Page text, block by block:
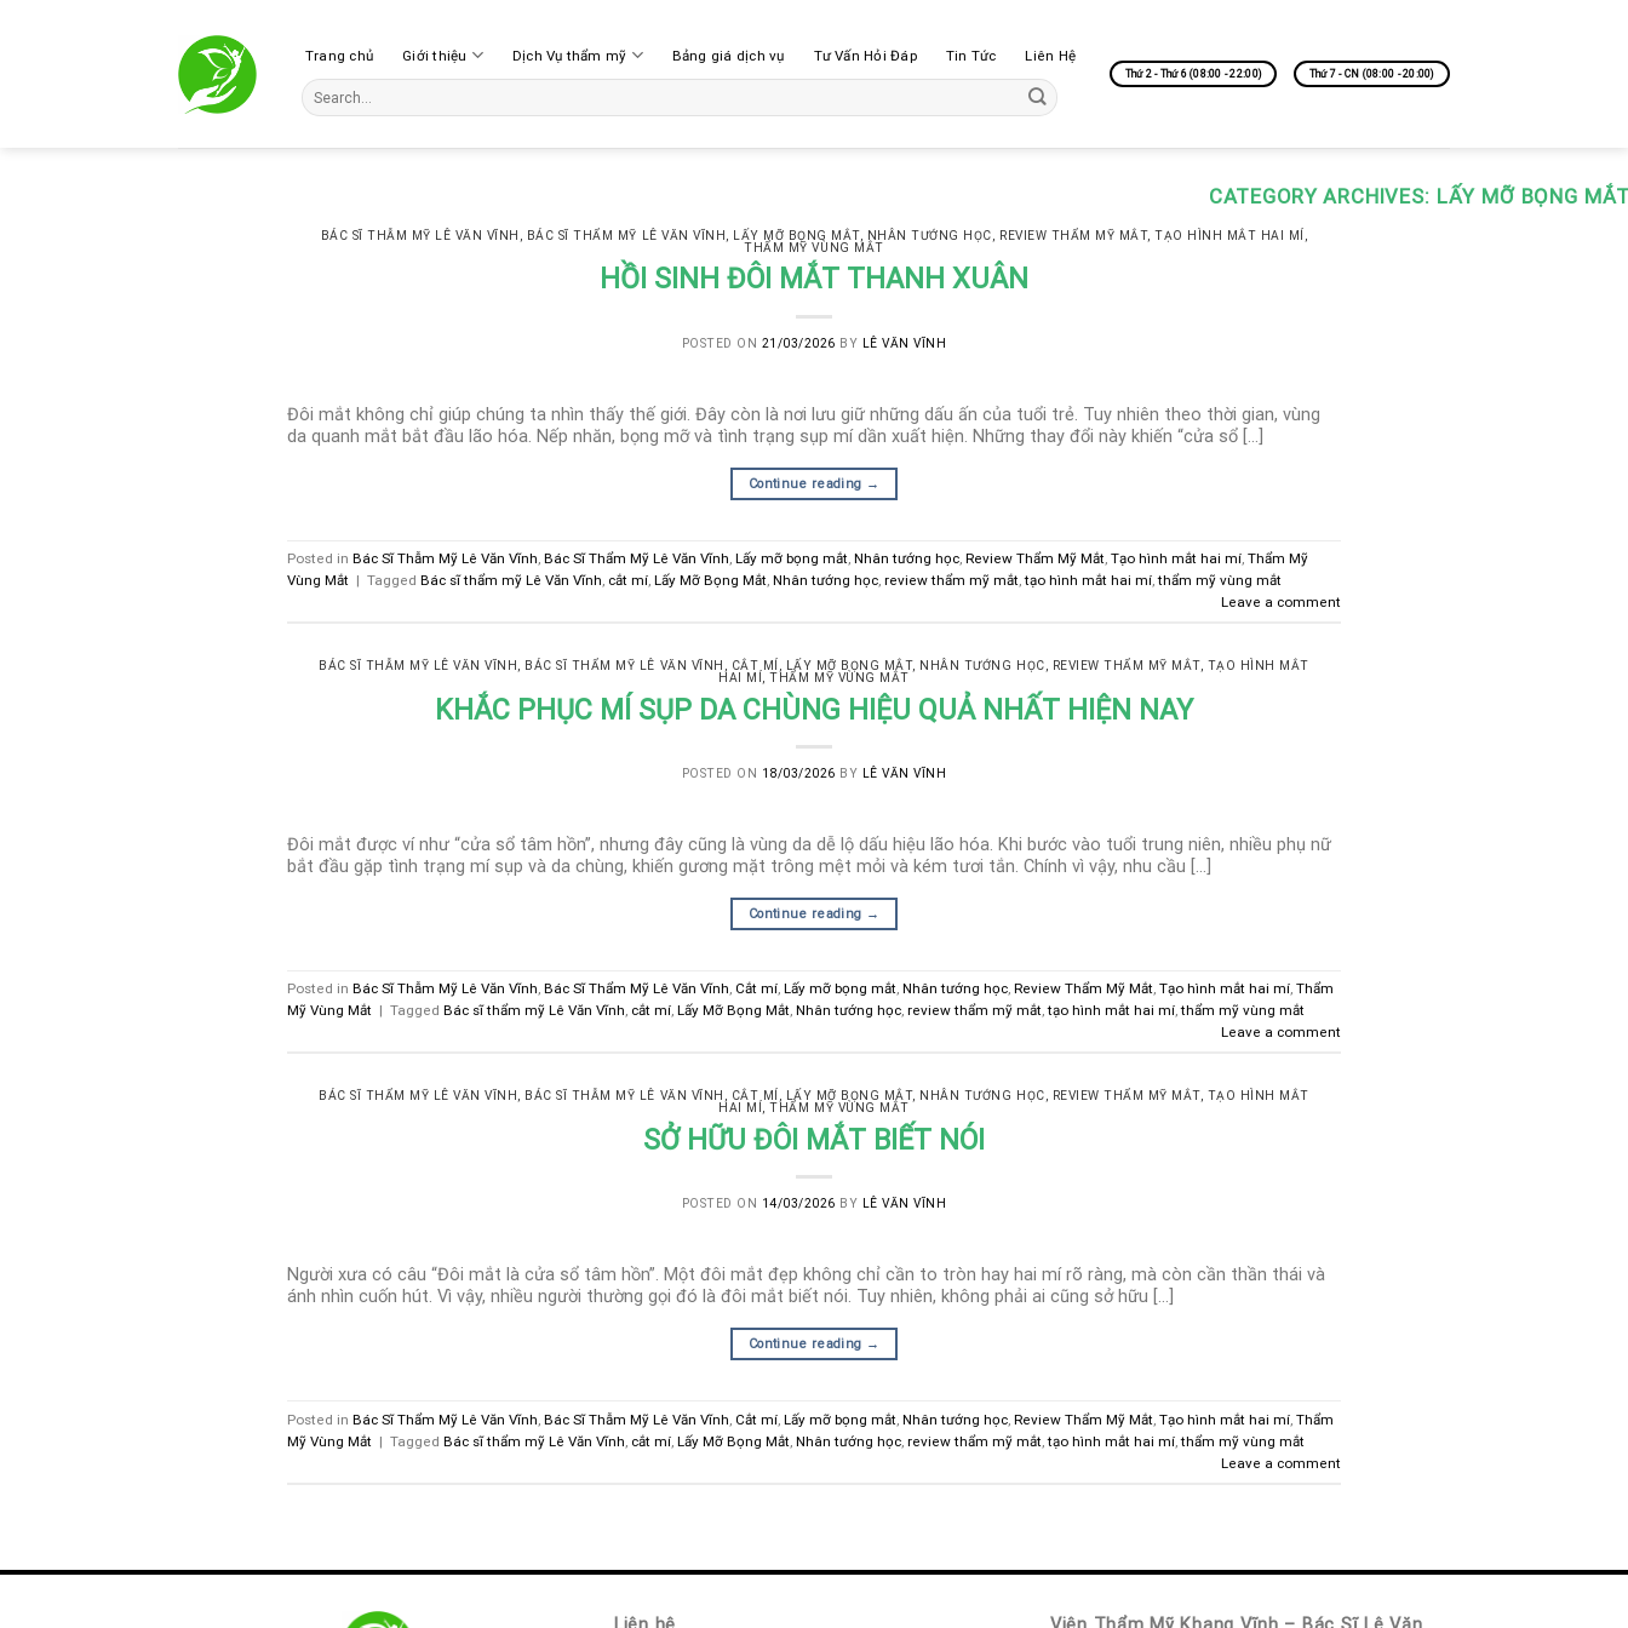
Trang chủ Giới thiệu Dịch Vụ thẩm mỹ Bảng giá dịch vụ Tư Vấn Hỏi Đáp Tin Tức Liên Hệ
Thứ 2 - Thứ 6 (08:00 - 22:00) Thứ 7 - CN (08:00 - 20:00)
CATEGORY ARCHIVES: LẤY MỠ BỌNG
BÁC SĨ THẪM MỸ LÊ VĂN VĨNH , BÁC SĨ THẨM MỸ LÊ VĂN VĨNH , LẤY MỠ BỌNG MẮT , NHÂN TƯỚNG HỌC, REVIEW THẨM MỸ MẮT , TẠO HÌNH MẮT HAI MÍ ,
THẨM MỸ VÙNG MẮT
HỒI SINH ĐÔI MẮT THANH XUÂN
POSTED ON 21/03/2026 BY LÊ VĂN VĨNH
Đôi mắt không chỉ giúp chúng ta nhìn thấy thế giới. Đây còn là nơi lưu giữ những dấu ấn của tuổi trẻ. Tuy nhiên theo thời gian, vùng
da quanh mắt bắt đầu lão hóa. Nếp nhăn, bọng mỡ và tình trạng sụp mí dần xuất hiện. Những thay đổi này khiến “cửa sổ […]
Continue reading →
Posted in Bác Sĩ Thẫm Mỹ Lê Văn Vĩnh, Bác Sĩ Thẩm Mỹ Lê Văn Vĩnh, Lấy mỡ bọng mắt, Nhân tướng học, Review Thẩm Mỹ Mắt, Tạo hình mắt hai mí, Thẩm Mỹ
Vùng Mắt | Tagged Bác sĩ thẩm mỹ Lê Văn Vĩnh, cắt mí, Lấy Mỡ Bọng Mắt, Nhân tướng học, review thẩm mỹ mắt,tạo hình mắt hai mí,thẩm mỹ vùng mắt
Leave a comment
BÁC SĨ THẪM MỸ LÊ VĂN VĨNH , BÁC SĨ THẨM MỸ LÊ VĂN VĨNH , CẮT MÍ , LẤY MỠ BỌNG MẮT , NHÂN TƯỚNG HỌC, REVIEW THẨM MỸ MẮT ,
TẠO HÌNH MẮT
HAI MÍ , THẨM MỸ VÙNG MẮT
KHẮC PHỤC MÍ SỤP DA CHÙNG HIỆU QUẢ NHẤT HIỆN NAY
POSTED ON 18/03/2026 BY LÊ VĂN VĨNH
Đôi mắt được ví như “cửa sổ tâm hồn”, nhưng đây cũng là vùng da dễ lộ dấu hiệu lão hóa. Khi bước vào tuổi trung niên, nhiều phụ nữ
bắt đầu gặp tình trạng mí sụp và da chùng, khiến gương mặt trông mệt mỏi và kém tươi tắn. Chính vì vậy, nhu cầu […]
Continue reading →
Posted in Bác Sĩ Thẫm Mỹ Lê Văn Vĩnh, Bác Sĩ Thẩm Mỹ Lê Văn Vĩnh, Cắt mí, Lấy mỡ bọng mắt, Nhân tướng học, Review Thẩm Mỹ Mắt, Tạo hình mắt hai mí, Thẩm
Mỹ Vùng Mắt | Tagged Bác sĩ thẩm mỹ Lê Văn Vĩnh, cắt mí, Lấy Mỡ Bọng Mắt, Nhân tướng học, review thẩm mỹ mắt,tạo hình mắt hai mí,thẩm mỹ vùng mắt
Leave a comment
BÁC SĨ THẨM MỸ LÊ VĂN VĨNH , BÁC SĨ THẪM MỸ LÊ VĂN VĨNH , CẮT MÍ , LẤY MỠ BỌNG MẮT , NHÂN TƯỚNG HỌC, REVIEW THẨM MỸ MẮT ,
TẠO HÌNH MẮT
HAI MÍ , THẨM MỸ VÙNG MẮT
SỞ HỮU ĐÔI MẮT BIẾT NÓI
POSTED ON 14/03/2026 BY LÊ VĂN VĨNH
Người xưa có câu “Đôi mắt là cửa sổ tâm hồn”. Một đôi mắt đẹp không chỉ cần to tròn hay hai mí rõ ràng, mà còn cần thần thái và
ánh nhìn cuốn hút. Vì vậy, nhiều người thường gọi đó là đôi mắt biết nói. Tuy nhiên, không phải ai cũng sở hữu […]
Continue reading →
Posted in Bác Sĩ Thẩm Mỹ Lê Văn Vĩnh Bác Sĩ Thẫm Mỹ Lê Văn Vĩnh Cắt mí Lấy mỡ bọng mắt Nhân tướng học Review Thẩm Mỹ Mắt Tạo hình mắt hai mí Thẩm
Mỹ Vùng Mắt | Tagged Bác sĩ thẩm mỹ Lê Văn Vĩnh cắt mí Lấy Mỡ Bọng Mắt Nhân tướng học review thẩm mỹ mắt ,tạo hình mắt hai mí ,thẩm mỹ vùng mắt
Leave a comment